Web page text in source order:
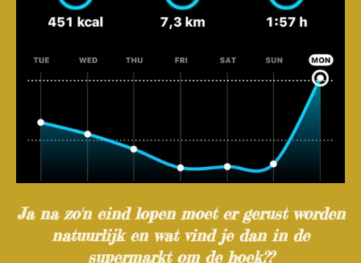
Ja na zo'n eind lopen moet er gerust worden
natuurlijk en wat vind je dan in de
supermarkt om de hoek??